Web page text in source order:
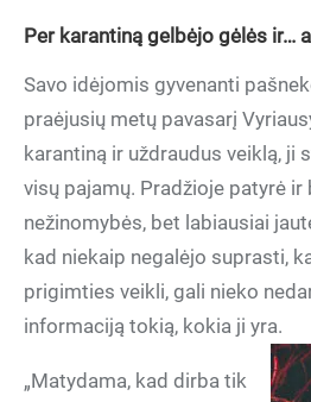
Per karantiną gelbėjo gėlės ir…
Savo idėjomis gyvenanti
praėjusių metų pavasarį
karantiną ir uždraudus veiklą, ji
visų pajamų. Pradžioje patyrė ir
nežinomybės, bet labiausiai
kad niekaip negalėjo suprasti,
prigimties veikli, gali nieko
informaciją tokią, kokia ji yra.
„Matydama, kad dirba tik